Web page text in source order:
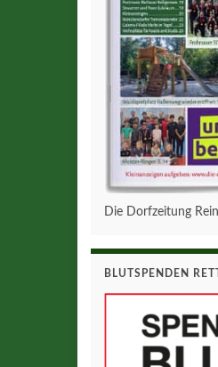
Die Dorfzeitung
BLUTSPENDEN